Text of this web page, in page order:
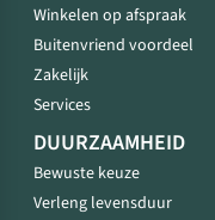
Winkelen op afspraak
Buitenvriend voordeel
Zakelijk
Services
DUURZAAMHEID
Bewuste keuze
Verleng levensduur